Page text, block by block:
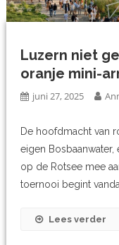
Luzern niet
oranje mini-
juni 27, 2025
De hoofdmacht van
eigen
op de Rotsee mee
toernooi begint
Lees verder